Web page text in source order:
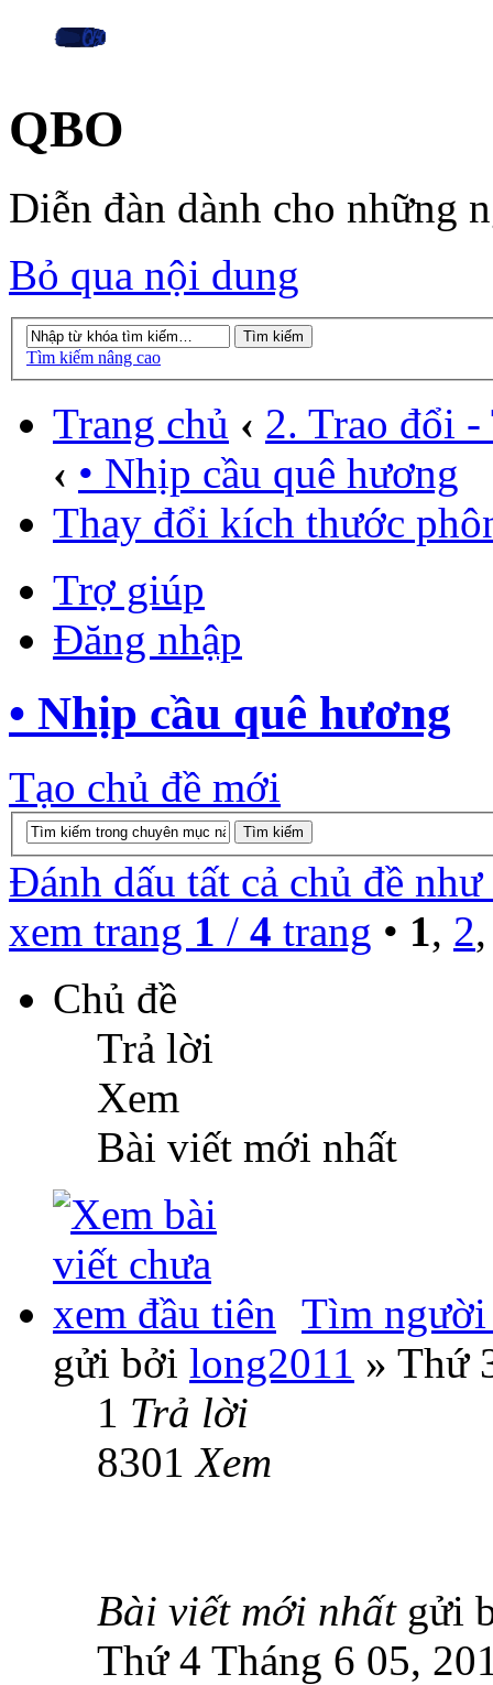
QBO
Diễn đàn dành cho những
Bỏ qua nội dung
Tìm kiếm nâng cao
Trang chủ ‹ 2. Trao đổi -
‹ • Nhịp cầu quê hương
Thay đổi kích thước
Trợ giúp
Đăng nhập
• Nhịp cầu quê hương
Tạo chủ đề mới
Đánh dấu tất cả chủ đề
xem trang 1 / 4 trang • 1, 2
Chủ đề
Trả lời
Xem
Bài viết mới nhất
Tìm người
gửi bởi long2011 » Thứ
1 Trả lời
8301Xem
Bài viết mới nhất gửi
Thứ 4 Tháng 6 05,